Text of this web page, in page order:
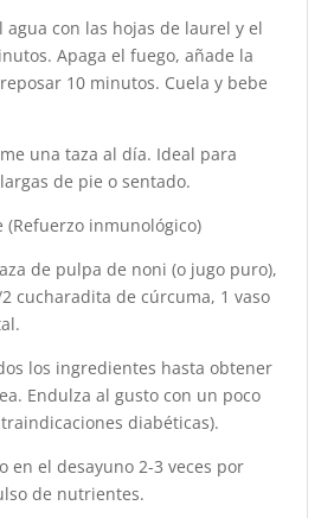
agua con las hojas de laurel y el
Apaga el fuego, añade la
10 minutos. Cuela y bebe
una taza al día. Ideal para
de pie o sentado.
inmunológico)
de pulpa de noni (o jugo puro),
cucharadita de cúrcuma, 1 vaso
los ingredientes hasta obtener
Endulza al gusto con un poco
diabéticas).
en el desayuno 2-3 veces por
de nutrientes.